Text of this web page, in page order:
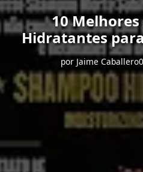
10
Hidratantes
por Jaime Caballero